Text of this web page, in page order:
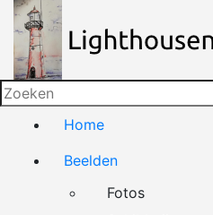
Naar
de
inhoud
springen
Home
Beelden
Fotos